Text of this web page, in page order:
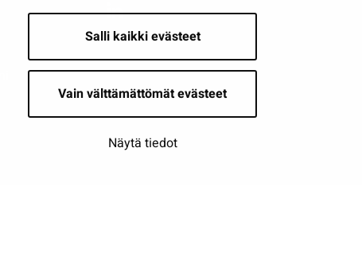
Salli kaikki evästeet
Vain välttämättömät evästeet
Näytä tiedot